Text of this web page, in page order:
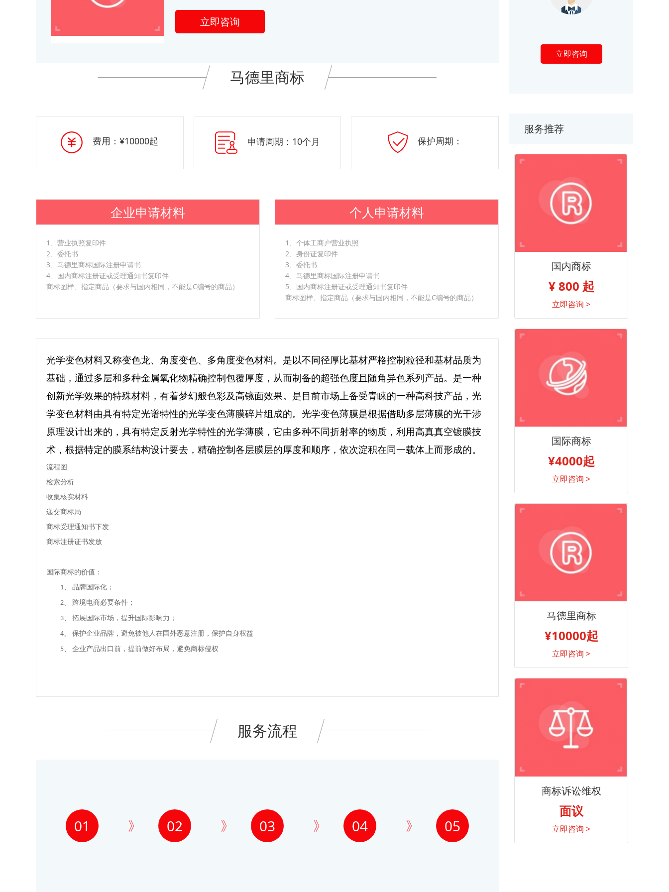
立即咨询
马德里商标
费用：¥10000起 申请周期：10个月 保护周期：
企业申请材料
1、营业执照复印件
2、委托书
3、马德里商标国际注册申请书
4、国内商标注册证或受理通知书复印件
商标图样、指定商品（要求与国内相同，不能是C编号的商品）
个人申请材料
1、个体工商户营业执照
2、身份证复印件
3、委托书
4、马德里商标国际注册申请书
5、国内商标注册证或受理通知书复印件
商标图样、指定商品（要求与国内相同，不能是C编号的商品）
光学变色材料又称变色龙、角度变色、多角度变色材料。是以不同径厚比基材严格控制粒径和基材品质为
基础，通过多层和多种金属氧化物精确控制包覆厚度，从而制备的超强色度且随角异色系列产品。是一种
创新光学效果的特殊材料，有着梦幻般色彩及高镜面效果。是目前市场上备受青睐的一种高科技产品，光
学变色材料由具有特定光谱特性的光学变色薄膜碎片组成的。光学变色薄膜是根据借助多层薄膜的光干涉
原理设计出来的，具有特定反射光学特性的光学薄膜，它由多种不同折射率的物质，利用高真真空镀膜技
术，根据特定的膜系结构设计要去，精确控制各层膜层的厚度和顺序，依次淀积在同一载体上而形成的。
流程图
检索分析
收集核实材料
递交商标局
商标受理通知书下发
商标注册证书发放
国际商标的价值：
1、 品牌国际化；
2、 跨境电商必要条件；
3、 拓展国际市场，提升国际影响力；
4、 保护企业品牌，避免被他人在国外恶意注册，保护自身权益
5、 企业产品出口前，提前做好布局，避免商标侵权
服务流程
01 02 03 04 05
立即咨询
服务推荐
国内商标
¥ 800 起
立即咨询 >
国际商标
¥4000起
立即咨询 >
马德里商标
¥10000起
立即咨询 >
商标诉讼维权
面议
立即咨询 >